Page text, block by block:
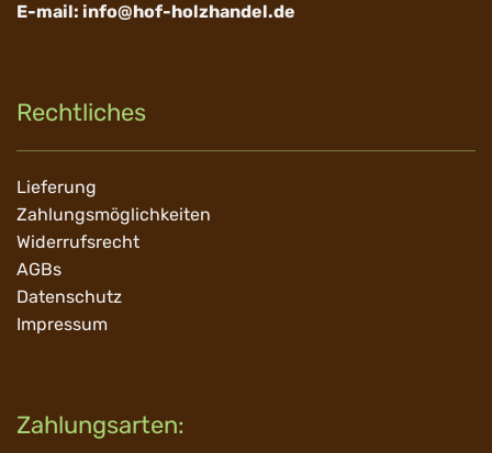
E-mail: info@hof-holzhandel.de
Rechtliches
Navigation
überspringen
Lieferung
Zahlungsmöglichkeiten
Widerrufsrecht
AGBs
Datenschutz
Impressum
Zahlungsarten: